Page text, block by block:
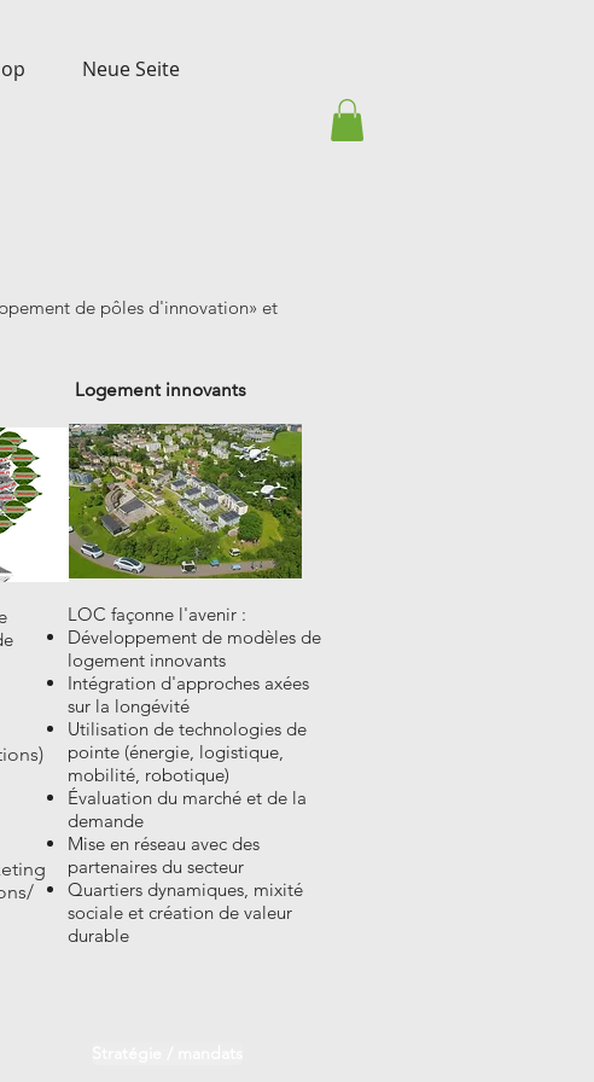
Neue Seite
de pôles d'innovation» et
Logement innovants
LOC façonne l'avenir :
Développement de modèles de
logement innovants
Intégration d'approches axées
sur la longévité
Utilisation de technologies de
pointe (énergie, logistique,
mobilité, robotique)
Évaluation du marché et de la
demande
Mise en réseau avec des
partenaires du secteur
Quartiers dynamiques, mixité
sociale et création de valeur
durable